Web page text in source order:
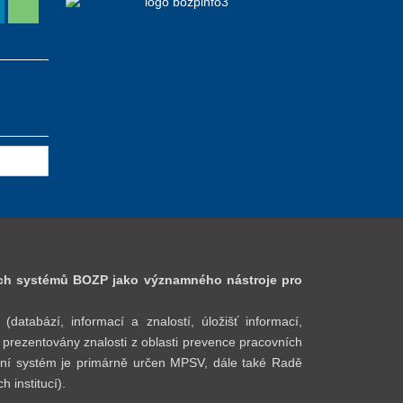
systémů BOZP jako významného nástroje pro
informací a znalostí, úložišť informací,
znalosti z oblasti prevence pracovních
systém je primárně určen MPSV, dále také Radě
institucí).